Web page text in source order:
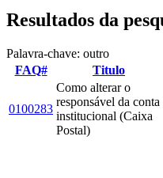
Resultados da
Palavra-chave: outro
FAQ#
Titulo
0100283
Como alterar o
responsável da conta
institucional (Caixa
Postal)